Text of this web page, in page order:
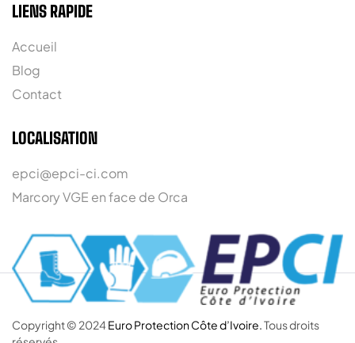
LIENS RAPIDE
Accueil
Blog
Contact
LOCALISATION
epci@epci-ci.com
Marcory VGE en face de Orca
Copyright © 2024 Euro Protection Côte d’Ivoire.Tous droits